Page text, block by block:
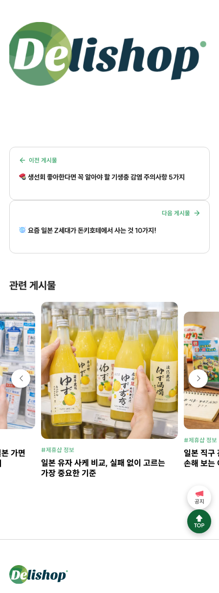
이전 게시물
생선회 좋아한다면 꼭 알아야 할 기생충 감염 주의사항 5가지
다음 게시물
요즘 일본 Z세대가 돈키호테에서 사는 것 10가지!
관련 게시물
가면
#제휴샵 정보
일본 유자 사케 비교, 실패 없이 고르는
가장 중요한 기준
#제휴샵 정보
일본 직구
손해 보는
공지